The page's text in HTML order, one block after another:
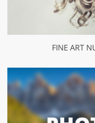
FINE ART